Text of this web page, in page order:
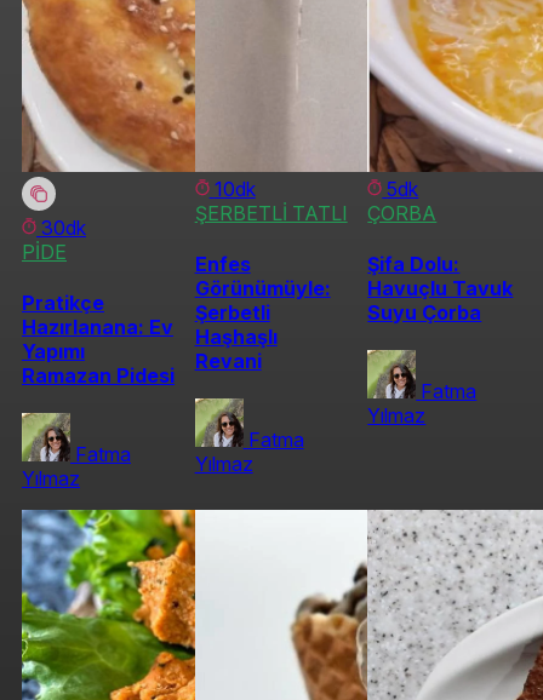
30dk
PİDE
Pratikçe
Hazırlanana: Ev
Yapımı
Ramazan Pidesi
Fatma
Yılmaz
10dk
ŞERBETLİ TATLI
Enfes
Görünümüyle:
Şerbetli
Haşhaşlı
Revani
Fatma
Yılmaz
5dk
ÇORBA
Şifa Dolu:
Havuçlu Tavuk
Suyu Çorba
Fatma
Yılmaz